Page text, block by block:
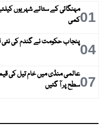
01مہنگائی کے ستائے شہریوں
کمی
04پنجاب حکومت نے گندم کی نئی
07عالمی منڈی میں خام تیل کی
سطح پر آ گئیں